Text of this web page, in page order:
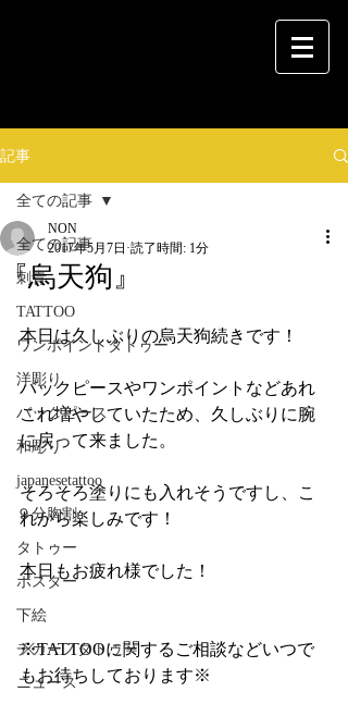
記事
全ての記事
刺青
TATTOO
ワンポイントタトゥー
洋彫り
バックピース
和彫り
japanesetattoo
９分胸割
タトゥー
ポスター
下絵
チカーノタトゥー
ニュース
全ての記事
『烏天狗』
NON
2017年5月7日 読了時間: 1分
本日は久しぶりの烏天狗続きです！
バックピースやワンポイントなどあれ
これ増やしていたため、久しぶりに腕
に戻って来ました。
そろそろ塗りにも入れそうですし、こ
れから楽しみです！
本日もお疲れ様でした！
※TATTOOに関するご相談などいつで
もお待ちしております※